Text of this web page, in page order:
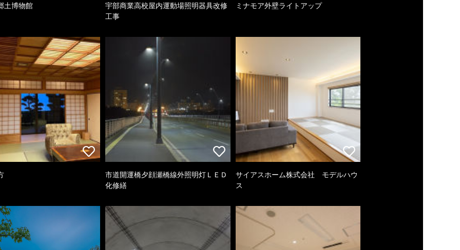
土博物館
宇部商業高校屋内運動場照明器具改修
工事
ミナモア外壁ライトアップ
市道開運橋夕顔瀬橋線外照明灯ＬＥＤ
化修繕
サイアスホーム株式会社 モデルハウ
ス